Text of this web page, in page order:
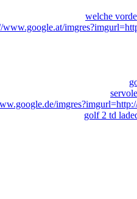
welche
www.google.at/
golf 2 td